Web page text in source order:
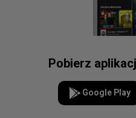
Pobierz
Google Play